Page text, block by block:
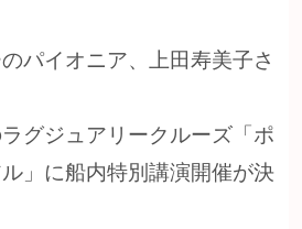
パイオニア、上田寿美子さ
グジュアリークルーズ「ポ
」に船内特別講演開催が決